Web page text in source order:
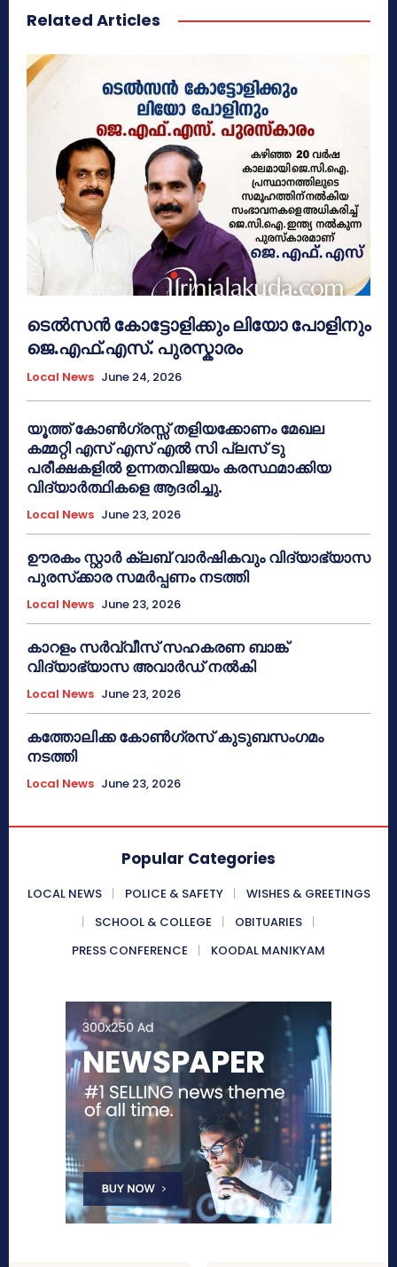
Related Articles
ടെൽസൻ കോട്ടോളിക്കും ലിയോ പോളിനും
ജെ.എഫ്.എസ്. പുരസ്കാരം
Local News June 24, 2026
യൂത്ത് കോൺഗ്രസ്സ് തളിയക്കോണം മേഖല
കമ്മറ്റി എസ് എസ് എൽ സി പ്ലസ് ടു
പരീക്ഷകളിൽ ഉന്നതവിജയം കരസ്ഥമാക്കിയ
വിദ്യാർത്ഥികളെ ആദരിച്ചു.
Local News June 23, 2026
ഊരകം സ്റ്റാർ ക്ലബ് വാർഷികവും വിദ്യാഭ്യാസ
പുരസ്‌ക്കാര സമർപ്പണം നടത്തി
Local News June 23, 2026
കാറളം സർവ്വീസ് സഹകരണ ബാങ്ക്
വിദ്യാഭ്യാസ അവാർഡ് നൽകി
Local News June 23, 2026
കത്തോലിക്ക കോൺഗ്രസ് കുടുബസംഗമം
നടത്തി
Local News June 23, 2026
Popular Categories
LOCAL NEWS POLICE & SAFETY
WISHES & GREETINGS
SCHOOL & COLLEGE
OBITUARIES
PRESS CONFERENCE
KOODAL MANIKYAM